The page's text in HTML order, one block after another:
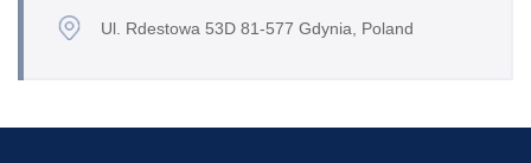
Ul. Rdestowa 53D 81-577 Gdynia, Poland